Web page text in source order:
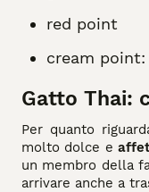
red point
cream
Gatto Thai:
Per quanto
molto dolce e
un membro della
arrivare anche a